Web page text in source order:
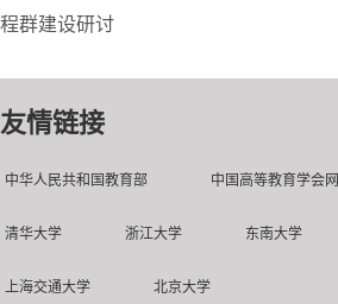
程群建设研讨
友情链接
中华人民共和国教育部 中国高等教育学会网
清华大学 浙江大学 东南大学
上海交通大学 北京大学